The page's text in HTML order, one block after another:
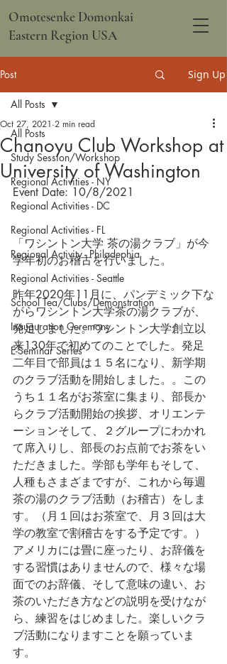
Omotesenke Domonkai
Eastern Region USA
Post Sign Up
All Posts
Study Session/Workshop
Regional Activities - NY
Regional Activities - DC
Regional Activities - FL
Regional Activity - Philadephia
Regional Activities - Seattle
School Tea/Clubs/Demonstration
Inauguration Ceremony
E-Seminar Series
All Posts
Chanoyu Club Workshop at
University of Washington
Oct 27, 2021 2 min read
Event Date: 10/8/2021
「ワシントン大学 茶の湯クラブ」が今
学年初のお稽古を行いました。
昨年2020年11月に、パンデミック下な
がらワシントン大学茶の湯クラブが、
発足しました。ワシントン大学創立以
来130年で初めてのことでした。発足
二年目で部員は１５名になり、新学期
のクラブ活動を開始しました。。この
うち１１名がお茶室に集まり、部長か
らクラブ活動開始の挨拶、オリエンテ
ーションそして、２グループにわかれ
て席入りし、部長のお点前でお茶をい
ただきました。学部も学年もそして、
人種もさまざまですが、これから毎週
茶の湯のクラブ活動（お稽古）をしま
す。（月１回はお茶室で、月３回は大
学の教室で割稽古をする予定です。）
アメリカには畳に座ったり、お辞儀を
する習慣はありませんので、様々な場
面でのお辞儀、そして意味の違い、お
茶のいただき方などの説明を受けなが
ら、練習をはじめました。楽しいクラ
ブ活動になりますことを願っていま
す。